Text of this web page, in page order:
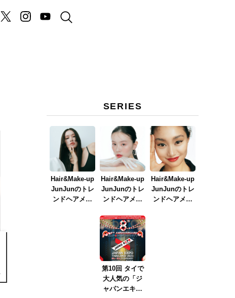
SERIES
Hair&Make-up
JunJunのトレ
ンドヘアメイ
Hair&Make-up
JunJunのトレ
ンドヘアメイ
イク
ver.2023』
Hair&Make-up
JunJunのトレ
ンドヘアメイ
第10回 タイで
大人気の「ジ
ャパンエキス